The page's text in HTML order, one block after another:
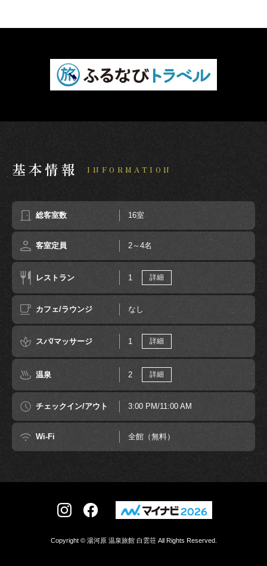
基本情報 INFORMATION
総客室数 16室
客室定員 2～4名
レストラン 1 詳細
カフェ/ラウンジ なし
スパ/マッサージ 1 詳細
温泉 2 詳細
チェックイン/アウト 3:00 PM/11:00 AM
Wi-Fi 全館（無料）
Copyright © 湯河原 温泉旅館 白雲荘 All Rights Reserved.